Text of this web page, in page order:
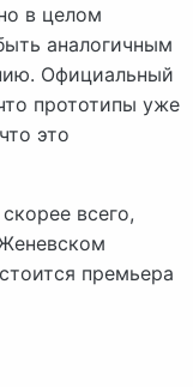
в целом
аналогичным
Официальный
прототипы уже
это
всего,
премьера